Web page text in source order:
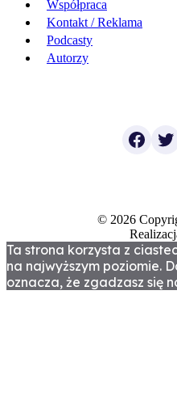
Współpraca
Kontakt / Reklama
Podcasty
Autorzy
© 2026
Ta strona korzysta z
na najwyższym poziomie.
oznacza, że zgadzasz się